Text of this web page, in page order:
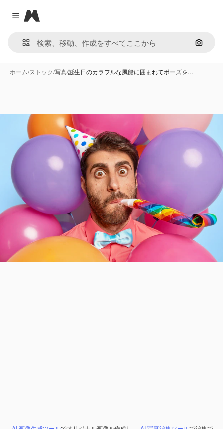
Close menu
Magnific
画像で
ホーム/ストック/写真/誕生日のカラフルな風船に囲まれてポーズを…